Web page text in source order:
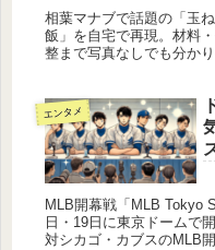
相葉マナブで話題の「玉
飯」を自宅で再現。材料
整まで写真なしでも分かり
エンタメ
MLB開幕戦「MLB Tokyo
日・19日に東京ドームで
対シカゴ・カブスのMLB